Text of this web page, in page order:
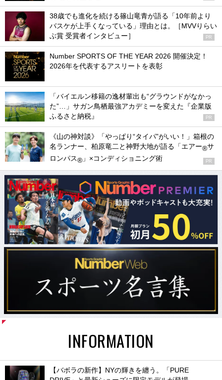
38歳でも進化を続ける篠山竜青が語る「10年前より
バスケが上手くなっている」理由とは。［MVVりらい
ぶ賞 受賞者インタビュー］
PR
Number SPORTS OF THE YEAR 2026 開催決定！
2026年を代表するアスリートを表彰
「バイエルン移籍の逸材輩出も“グラウンドがなかっ
た”…」サガン鳥栖最強アカデミーを変えた『企業版
ふるさと納税』
PR
《山の神対談》「やっぱり“タイパ”がいい！」箱根の
名ランナー、柏原竜二と神野大地が語る「エアー®サ
ロンパス® 」×コンディショニング術 PR
INFORMATION
【バボラの新作】NYの輝きを纏う。「PURE